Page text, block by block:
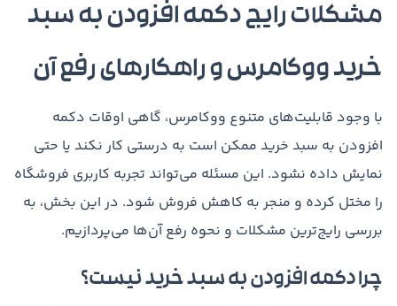
مشکلات رایج دکمه افزودن به سبد
خرید ووکامرس و راهکارهای رفع آن
با وجود قابلیت‌های متنوع ووکامرس، گاهی اوقات دکمه
افزودن به سبد خرید ممکن است به درستی کار نکند یا حتی
نمایش داده نشود. این مسئله می‌تواند تجربه کاربری فروشگاه
را مختل کرده و منجر به کاهش فروش شود. در این بخش، به
بررسی رایج‌ترین مشکلات و نحوه رفع آن‌ها می‌پردازیم.
چرا دکمه افزودن به سبد خرید نیست؟